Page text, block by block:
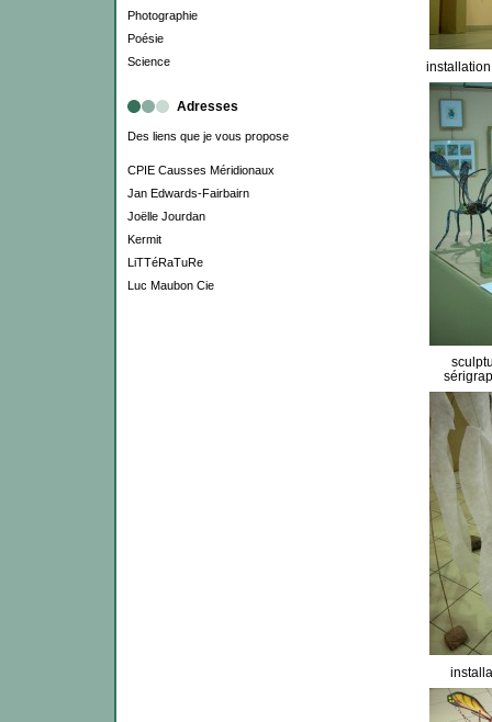
Photographie
Poésie
Science
Adresses
Des liens que je vous propose
CPIE Causses Méridionaux
Jan Edwards-Fairbairn
Joëlle Jourdan
Kermit
LiTTéRaTuRe
Luc Maubon Cie